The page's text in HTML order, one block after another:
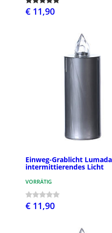
€ 11,90
Einweg-Grablicht
intermittierendes Licht
VORRÄTIG
€ 11,90